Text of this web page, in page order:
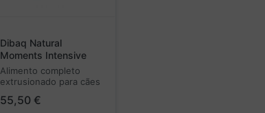
Dibaq Natural
Moments Intensive
15Kg
Alimento completo
extrusionado para cães
física alta.
55,50 €